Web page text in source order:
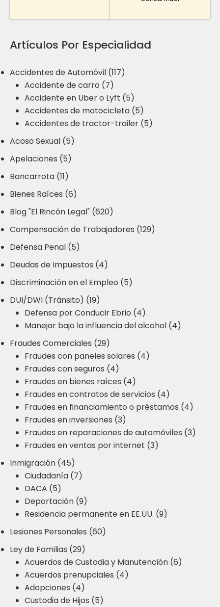
Artículos Por Especialidad
Accidentes de Automóvil (117)
Accidente de carro (7)
Accidente en Uber o Lyft (5)
Accidentes de motocicleta (5)
Accidentes de tractor-trailer (5)
Acoso Sexual (5)
Apelaciones (5)
Bancarrota (11)
Bienes Raíces (6)
Blog "El Rincón Legal" (620)
Compensación de Trabajadores (129)
Defensa Penal (5)
Deudas de Impuestos (4)
Discriminación en el Empleo (5)
DUI/DWI (Tránsito) (19)
Defensa por Conducir Ebrio (4)
Manejar bajo la influencia del alcohol (4)
Fraudes Comerciales (29)
Fraudes con paneles solares (4)
Fraudes con seguros (4)
Fraudes en bienes raíces (4)
Fraudes en contratos de servicios (4)
Fraudes en financiamiento o préstamos (4)
Fraudes en inversiones (3)
Fraudes en reparaciones de automóviles (3)
Fraudes en ventas por internet (3)
Inmigración (45)
Ciudadanía (7)
DACA (5)
Deportación (9)
Residencia permanente en EE.UU. (9)
Lesiones Personales (60)
Ley de Familias (29)
Acuerdos de Custodia y Manutención (6)
Acuerdos prenupciales (4)
Adopciones (4)
Custodia de Hijos (5)